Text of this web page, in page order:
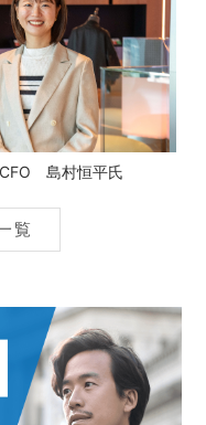
島村恒平氏
覧